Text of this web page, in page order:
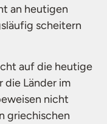
an heutigen
scheitern
auf die heutige
die Länder im
nicht
griechischen